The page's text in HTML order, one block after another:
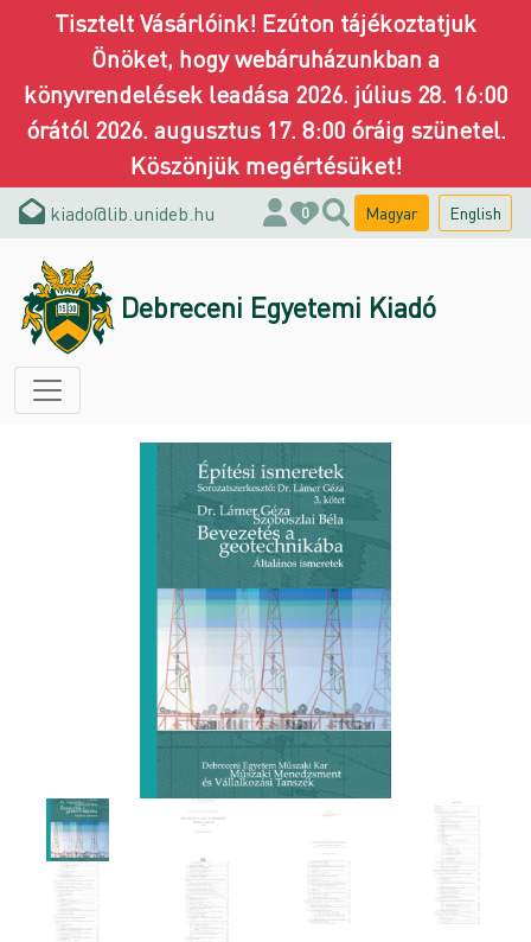
Tisztelt Vásárlóink! Ezúton tájékoztatjuk
Önöket, hogy webáruházunkban a
könyvrendelések leadása 2026. július 28. 16:00
órától 2026. augusztus 17. 8:00 óráig szünetel.
Köszönjük megértésüket!
kiado@lib.unideb.hu 0 Magyar English
Debreceni Egyetemi Kiadó